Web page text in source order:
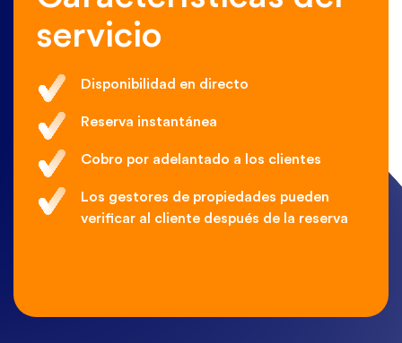
servicio
Disponibilidad en directo
Reserva instantánea
Cobro por adelantado a los clientes
Los gestores de propiedades pueden
verificar al cliente después de la reserva